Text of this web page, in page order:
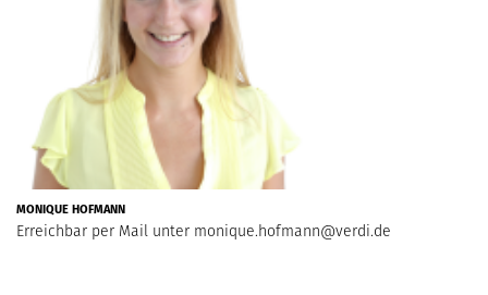
MONIQUE HOFMANN
Erreichbar per Mail unter monique.hofmann@verdi.de